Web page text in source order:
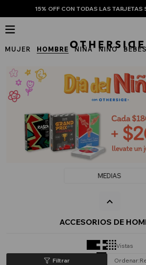
15% OFF CON TODAS LAS TARJETAS
MUJER HOMBRE NIÑA NIÑO BEBÉS

MEDIAS
ACCESORIOS DE
Vistas